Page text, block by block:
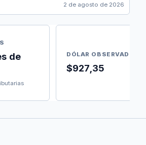
2 de agosto de 2026
de
DÓLAR OBSERVADO
$927,35